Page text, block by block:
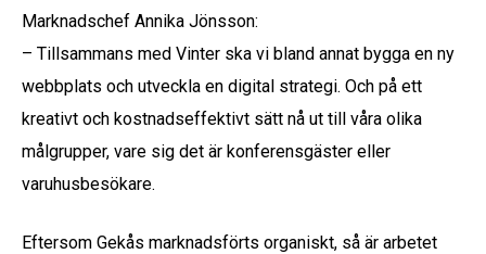
Marknadschef Annika Jönsson:
– Tillsammans med Vinter ska vi bland annat bygga en ny
webbplats och utveckla en digital strategi. Och på ett
kreativt och kostnadseffektivt sätt nå ut till våra olika
målgrupper, vare sig det är konferensgäster eller
varuhusbesökare.
Eftersom Gekås marknadsförts organiskt, så är arbetet